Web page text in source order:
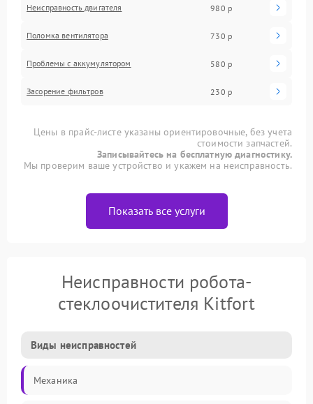
Неисправность двигателя 980 р
Поломка вентилятора 730 р
Проблемы с аккумулятором 580 р
Засорение фильтров 230 р
Цены в прайс-листе указаны ориентировочные, без учета
стоимости запчастей.
Записывайтесь на бесплатную диагностику.
Мы проверим ваше устройство и укажем на неисправность.
Показать все услуги
Неисправности робота-
стеклоочистителя Kitfort
Виды неисправностей
Механика